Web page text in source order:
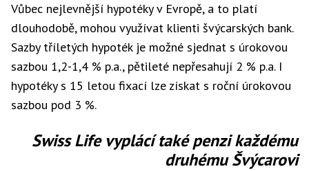
Vůbec nejlevnější hypotéky v Evropě, a to platí
dlouhodobě, mohou využívat klienti švýcarských bank.
Sazby tříletých hypoték je možné sjednat s úrokovou
sazbou 1,2-1,4 % p.a., pětileté nepřesahují 2 % p.a. I
hypotéky s 15 letou fixací lze získat s roční úrokovou
sazbou pod 3 %.
Swiss Life vyplácí také penzi každému
druhému Švýcarovi